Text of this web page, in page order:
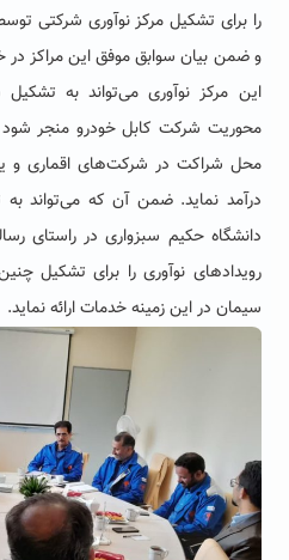
را برای تشکیل مرکز نوآوری شرکتی
و ضمن بیان سوابق موفق این مراکز در
این مرکز نوآوری می‌تواند به
محوریت شرکت کابل خودرو منجر شود
محل شراکت در شرکت‌های اقماری و
درآمد نماید. ضمن آن که می‌تواند به
دانشگاه حکیم سبزواری در راستای
رویدادهای نوآوری را برای تشکیل
سیمان در این زمینه خدمات ارائه نماید.